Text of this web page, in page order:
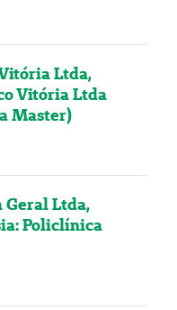
Ltda,
Vitória Ltda
Master)
Geral Ltda,
Policlínica